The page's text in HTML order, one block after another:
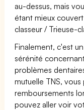
au-dessus, mais
étant mieux
classeur / Trieuse-
Finalement, c'est
sérénité
problèmes
mutuelle TNS,
remboursements
pouvez aller voir